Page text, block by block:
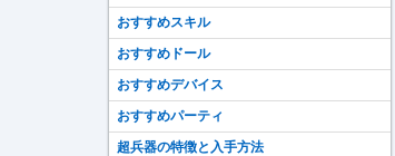
おすすめスキル
おすすめドール
おすすめデバイス
おすすめパーティ
超兵器の特徴と入手方法